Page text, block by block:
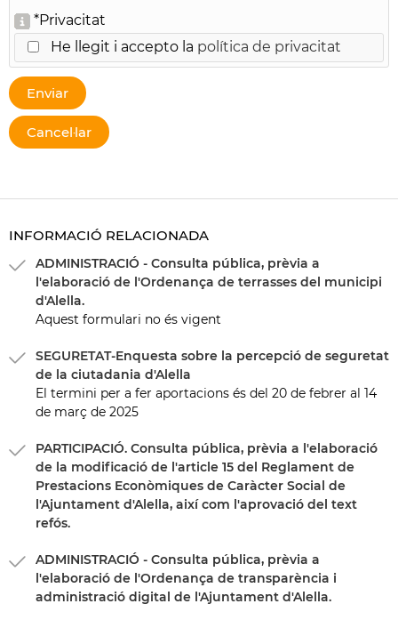
M'ho ha dit un amic o amiga
Altres
*Privacitat
He llegit i accepto la política de privacitat
INFORMACIÓ RELACIONADA
ADMINISTRACIÓ - Consulta pública, prèvia a
l'elaboració de l'Ordenança de terrasses del municipi
d'Alella.
Aquest formulari no és vigent
SEGURETAT-Enquesta sobre la percepció de seguretat
de la ciutadania d'Alella
El termini per a fer aportacions és del 20 de febrer al 14
de març de 2025
PARTICIPACIÓ. Consulta pública, prèvia a l'elaboració
de la modificació de l'article 15 del Reglament de
Prestacions Econòmiques de Caràcter Social de
l'Ajuntament d'Alella, així com l'aprovació del text
refós.
ADMINISTRACIÓ - Consulta pública, prèvia a
l'elaboració de l'Ordenança de transparència i
administració digital de l'Ajuntament d'Alella.